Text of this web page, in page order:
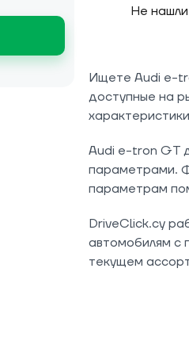
Не
Ищете Audi e-
доступные на
Audi e-tron GT
параметрами.
параметрам
DriveClick.cy
автомобилям с
текущем